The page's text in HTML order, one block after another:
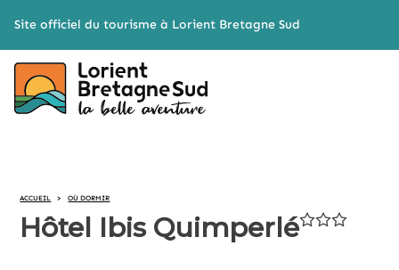
Site officiel du tourisme à Lorient Bretagne Sud
ACCUEIL > OÙ DORMIR
Hôtel Ibis Quimperlé